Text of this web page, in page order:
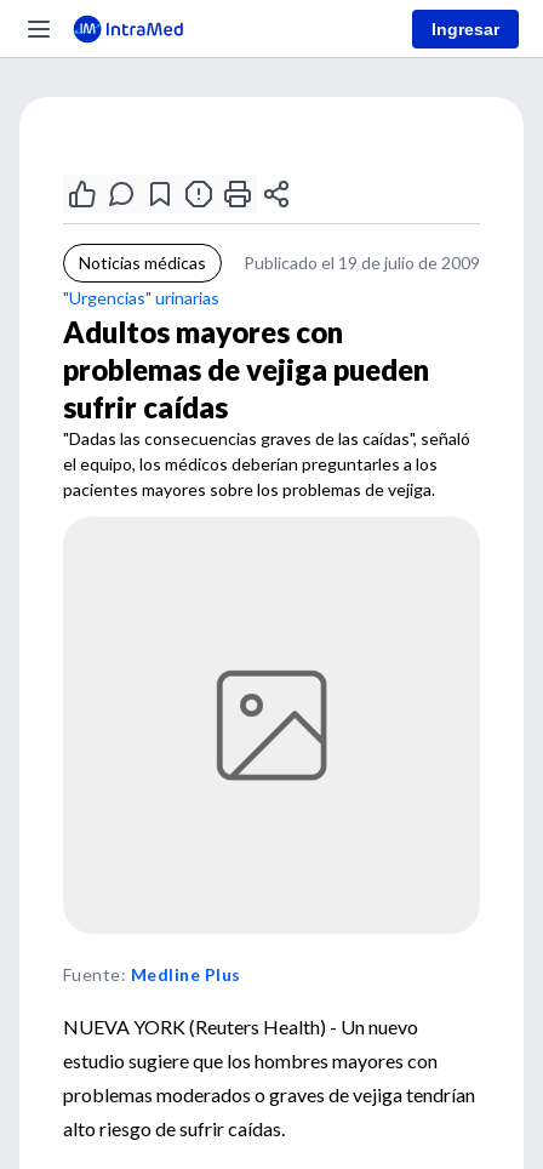
Ingresar
Noticias médicas
Publicado el 19 de julio de 2009
"Urgencias" urinarias
Adultos mayores con
problemas de vejiga pueden
sufrir caídas
"Dadas las consecuencias graves de las caídas", señaló
el equipo, los médicos deberían preguntarles a los
pacientes mayores sobre los problemas de vejiga.
Fuente: Medline Plus
NUEVA YORK (Reuters Health) - Un nuevo
estudio sugiere que los hombres mayores con
problemas moderados o graves de vejiga tendrían
alto riesgo de sufrir caídas.